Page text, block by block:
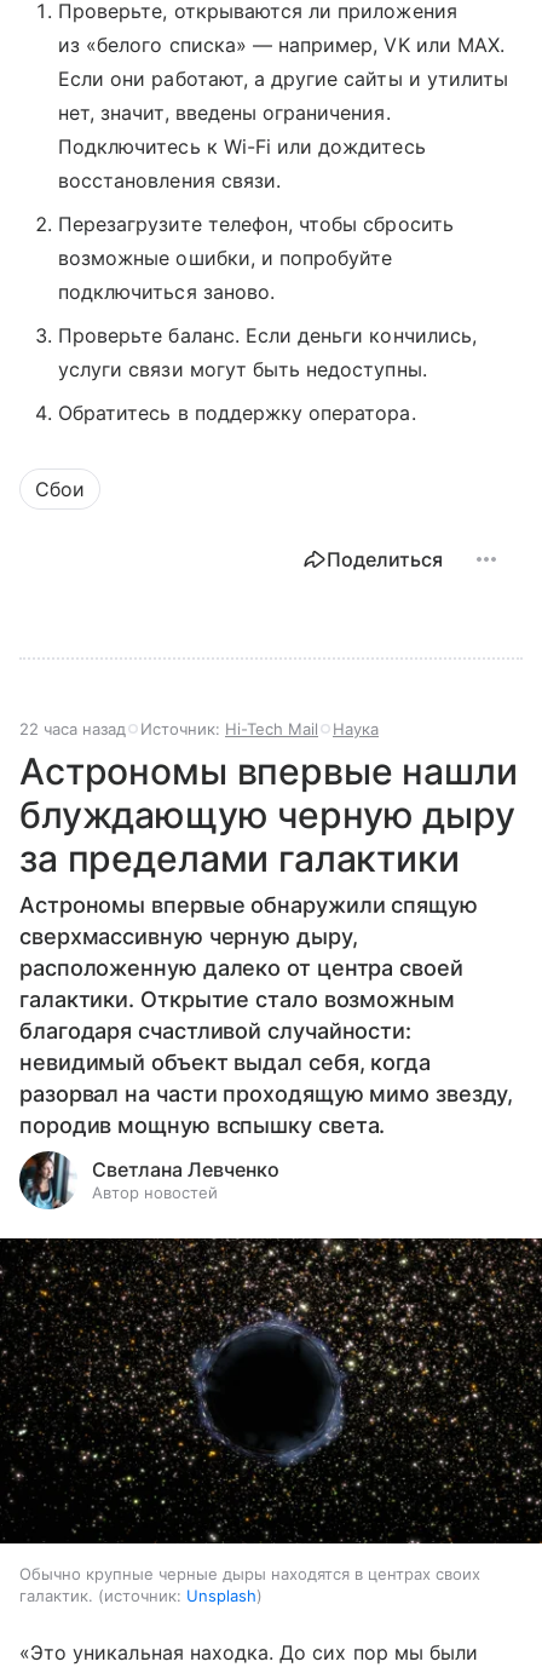
Проверьте, открываются ли приложения
из «белого списка» — например, VK или MAX.
Если они работают, а другие сайты и утилиты
нет, значит, введены ограничения.
Подключитесь к Wi-Fi или дождитесь
восстановления связи.
Перезагрузите телефон, чтобы сбросить
возможные ошибки, и попробуйте
подключиться заново.
Проверьте баланс. Если деньги кончились,
услуги связи могут быть недоступны.
Обратитесь в поддержку оператора.
Сбои
Поделиться
22 часа назад Источник: Hi-Tech Mail Наука
Астрономы впервые нашли
блуждающую черную дыру
за пределами галактики
Астрономы впервые обнаружили спящую
сверхмассивную черную дыру,
расположенную далеко от центра своей
галактики. Открытие стало возможным
благодаря счастливой случайности:
невидимый объект выдал себя, когда
разорвал на части проходящую мимо звезду,
породив мощную вспышку света.
Светлана Левченко
Автор новостей
Обычно крупные черные дыры находятся в центрах своих
галактик.
источник: Unsplash
«Это уникальная находка. До сих пор мы были